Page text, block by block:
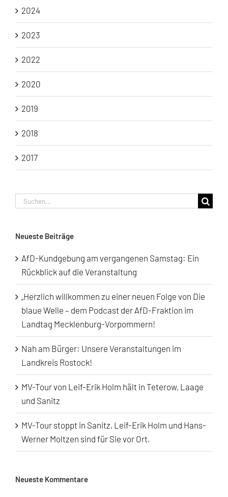
2024
2023
2022
2020
2019
2018
2017
Suche
Neueste Beiträge
AfD-Kundgebung am vergangenen Samstag: Ein
Rückblick auf die Veranstaltung
„Herzlich willkommen zu einer neuen Folge von Die
blaue Welle – dem Podcast der AfD-Fraktion im
Landtag Mecklenburg-Vorpommern!
Nah am Bürger: Unsere Veranstaltungen im
Landkreis Rostock!
MV-Tour von Leif-Erik Holm hält in Teterow, Laage
und Sanitz
MV-Tour stoppt in Sanitz, Leif-Erik Holm und Hans-
Werner Moltzen sind für Sie vor Ort.
Neueste Kommentare